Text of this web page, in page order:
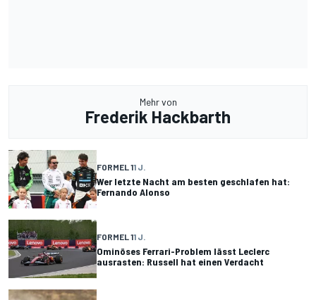
Mehr von
Frederik Hackbarth
FORMEL 11 J.
Wer letzte Nacht am besten geschlafen hat:
Fernando Alonso
FORMEL 11 J.
Ominöses Ferrari-Problem lässt Leclerc
ausrasten: Russell hat einen Verdacht